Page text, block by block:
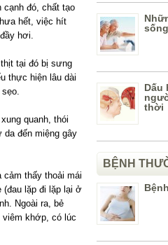
cạnh đó, chất tạo
hết, việc hít
hơi.
thịt tại đó bị sưng
thực hiện lâu dài
quanh, thói
da đến miệng gây
cảm thấy thoải mái
(đau lặp đi lặp lại ở
Ngoài ra, bẻ
khớp, có lúc
Dấu
thời
BỆNH